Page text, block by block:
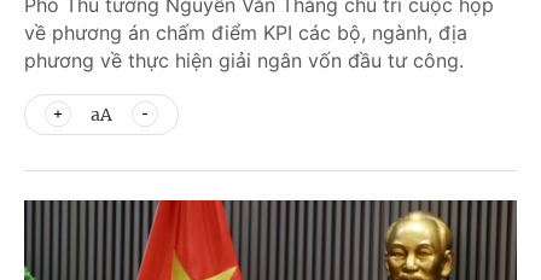
Phó Thủ tướng Nguyễn Văn Thắng chủ trì cuộc họp
về phương án chấm điểm KPI các bộ, ngành, địa
phương về thực hiện giải ngân vốn đầu tư công.
aA